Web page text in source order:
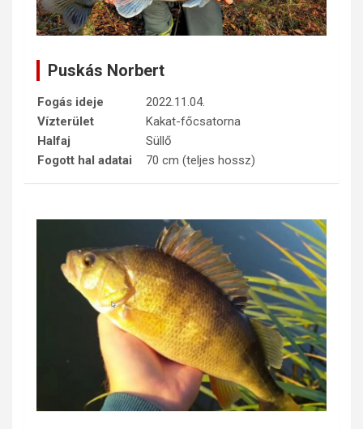
Puskás Norbert
Fogás ideje
2022.11.04.
Vízterület
Kakat-főcsatorna
Halfaj
Süllő
Fogott hal adatai
70 cm (teljes hossz)